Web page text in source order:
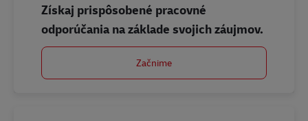
Získaj prispôsobené pracovné
odporúčania na základe svojich záujmov.
Začnime